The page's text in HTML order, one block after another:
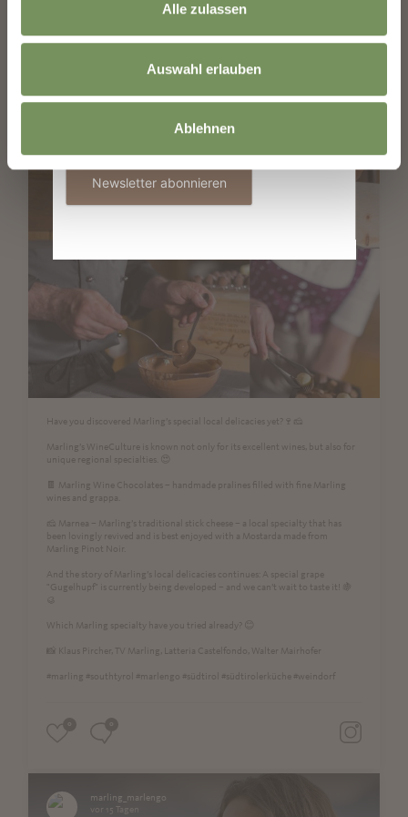
Alle zulassen
Auswahl erlauben
Ablehnen
marling_marlengo
Have you discovered Marling’s special local delicacies yet?🍷🧀
Marling’s WineCulture is known not only for its excellent wines, but also for
unique regional specialties. 😍
🍫 Marling Wine Chocolates – handmade pralines filled with fine Marling
wines and grappa.
🧀 Marnea – Marling’s traditional stick cheese – a local specialty that has
been lovingly revived and is best enjoyed with a Mostarda made from
Marling Pinot Noir.
And the story of Marling’s local delicacies continues: A special grape
"Gugelhupf" is currently being developed – and we can’t wait to taste it! 🍇
Which Marling specialty have you tried already? 😊
📸 Klaus Pircher, TV Marling, Latteria Castelfondo, Walter Mairhofer
#marling #southtyrol #marlengo #südtirol #südtirolerküche #weindorf
marling_marlengo
vor 15 Tagen
E-Mail
Informationen zur Verwendung der Daten
Newsletter abonnieren